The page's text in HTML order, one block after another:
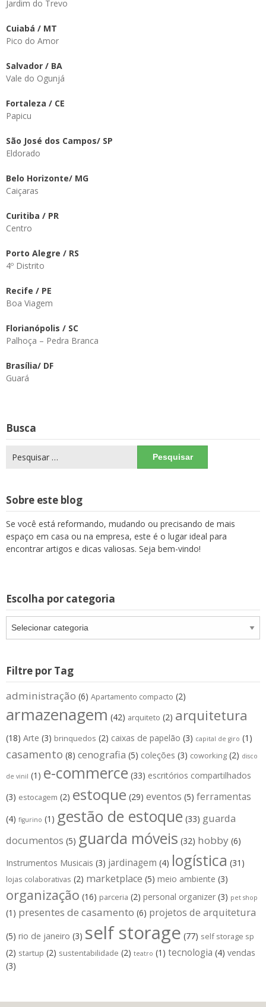
Jardim do Trevo
Cuiabá / MT
Pico do Amor
Salvador / BA
Vale do Ogunjá
Fortaleza / CE
Papicu
São José dos Campos/ SP
Eldorado
Belo Horizonte/ MG
Caiçaras
Curitiba / PR
Centro
Porto Alegre / RS
4º Distrito
Recife / PE
Boa Viagem
Florianópolis / SC
Palhoça – Pedra Branca
Brasília/ DF
Guará
Busca
por:
Sobre este blog
Se você está reformando, mudando ou precisando de mais
espaço em casa ou na empresa, este é o lugar ideal para
encontrar artigos e dicas valiosas. Seja bem-vindo!
Escolha por categoria
por
Filtre por Tag
administração (6) Apartamento compacto (2)
armazenagem (42) arquiteto (2) arquitetura
(18) Arte (3) brinquedos (2) caixas de papelão (3) capital de giro (1)
casamento (8) cenografia (5) coleções (3) coworking (2) disco
de vinil (1) e-commerce (33) escritórios compartilhados
(3) estocagem (2) estoque (29) eventos (5) ferramentas
(4) figurino (1) gestão de estoque (33) guarda
documentos (5) guarda móveis (32) hobby (6)
Instrumentos Musicais (3) jardinagem (4) logística (31)
lojas colaborativas (2) marketplace (5) meio ambiente (3)
organização (16) parceria (2) personal organizer (3) pet shop
(1) presentes de casamento (6) projetos de arquitetura
(5) rio de janeiro (3) self storage (77) self storage sp
(2) startup (2) sustentabilidade (2) teatro (1) tecnologia (4) vendas
(3)